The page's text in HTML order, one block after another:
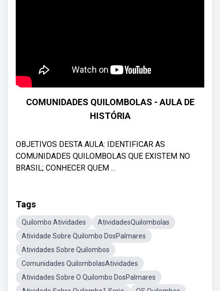
COMUNIDADES QUILOMBOLAS - AULA DE
HISTÓRIA
OBJETIVOS DESTA AULA: IDENTIFICAR AS
COMUNIDADES QUILOMBOLAS QUE EXISTEM NO
BRASIL; CONHECER QUEM ...
Tags
Quilombo Atividades
AtividadesQuilombolas
Atividade Sobre Quilombo DosPalmares
Atividades Sobre Quilombos
Comunidades QuilombolasAtividades
Atividades Sobre O Quilombo DosPalmares